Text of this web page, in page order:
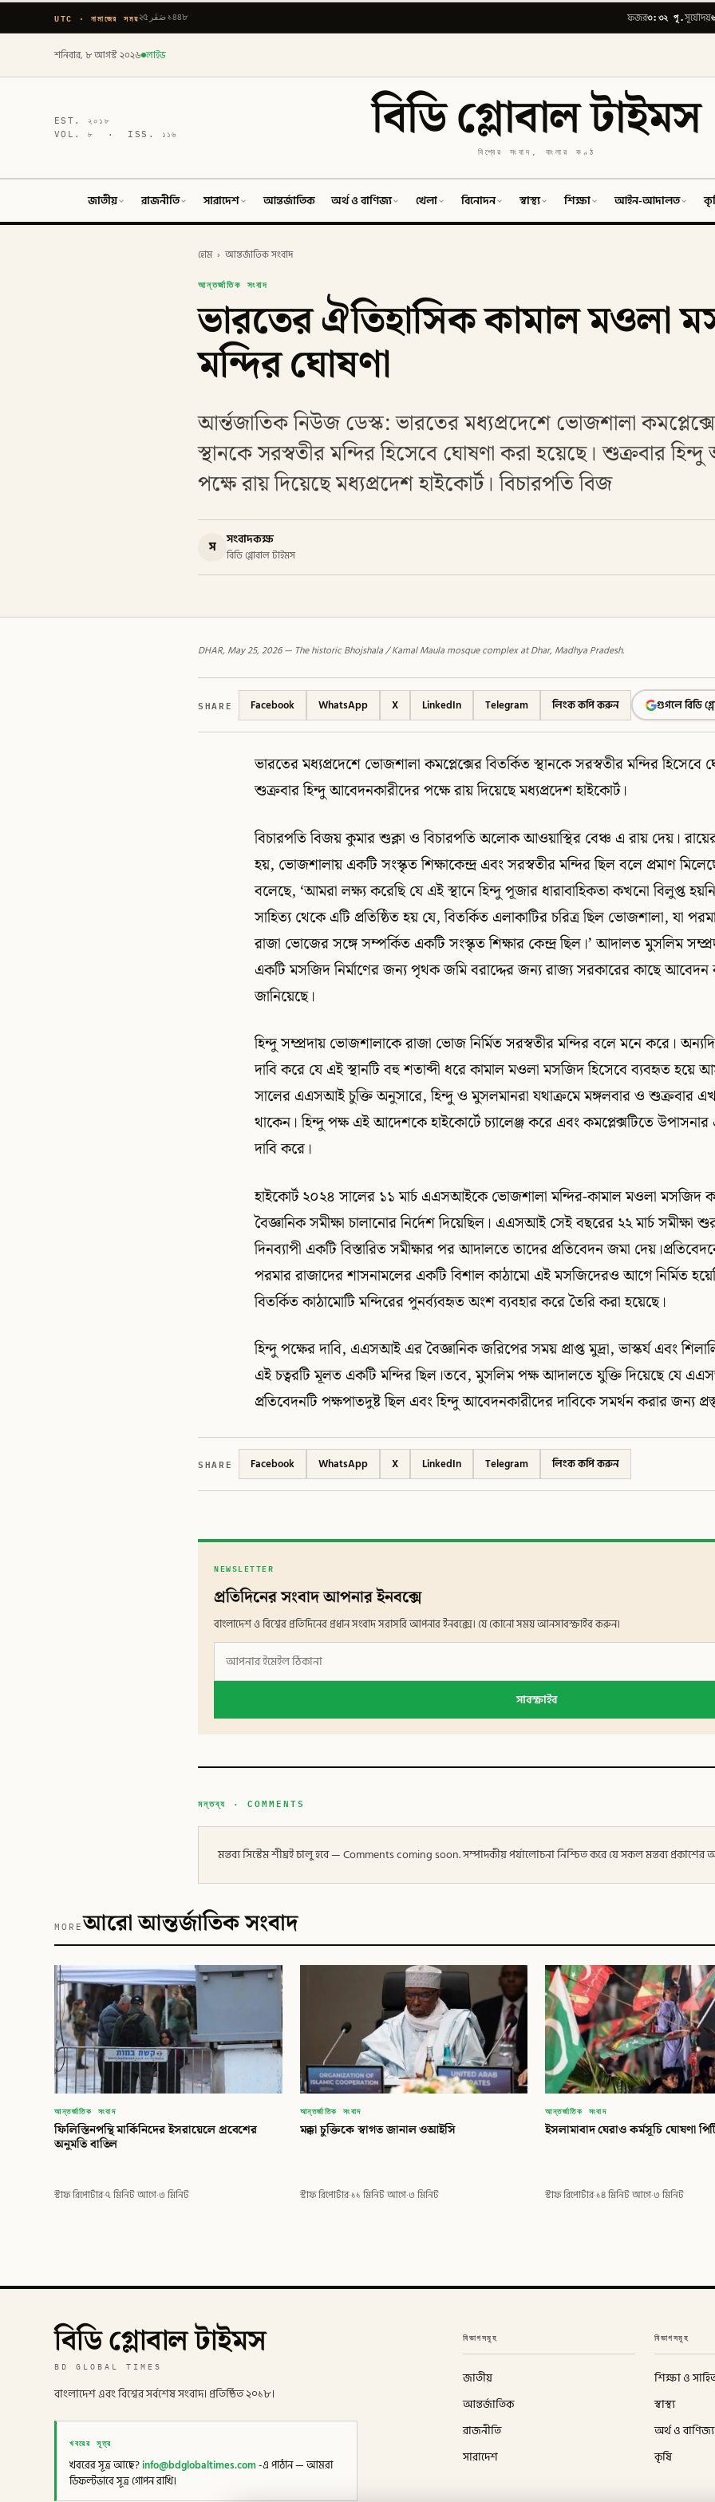
UTC · নামাজের সময় ২৫ صَفَر ১৪৪৮ ফজর৩:৩২ পূ.সূর্যোদয়
শনিবার, ৮ আগস্ট ২০২৬ লাইভ
EST.২০১৮
VOL.৮ · ISS. ১১৬ বিডি গ্লোবাল টাইমস
বিশ্বের সংবাদ, বাংলার কণ্ঠ
জাতীয় রাজনীতি সারাদেশ আন্তর্জাতিক অর্থ ও বাণিজ্য খেলা বিনোদন স্বাস্থ্য শিক্ষা আইন-আদালত
হোম › আন্তর্জাতিক সংবাদ
আন্তর্জাতিক সংবাদ
ভারতের ঐতিহাসিক কামাল মওলা
মন্দির ঘোষণা
আর্ন্তজাতিক নিউজ ডেস্ক: ভারতের মধ্যপ্রদেশে ভোজশালা
স্থানকে সরস্বতীর মন্দির হিসেবে ঘোষণা করা হয়েছে। শুক্রবার
পক্ষে রায় দিয়েছে মধ্যপ্রদেশ হাইকোর্ট। বিচারপতি বিজ
স সংবাদকক্ষ
বিডি গ্লোবাল টাইমস
DHAR, May 25, 2026 — The historic Bhojshala / Kamal Maula mosque complex at Dhar, Madhya Pradesh.
SHARE Facebook WhatsApp X LinkedIn Telegram লিংক কপি করুন গুগলে বিডি
ভারতের মধ্যপ্রদেশে ভোজশালা কমপ্লেক্সের বিতর্কিত স্থানকে সরস্বতীর মন্দির হিসেবে
শুক্রবার হিন্দু আবেদনকারীদের পক্ষে রায় দিয়েছে মধ্যপ্রদেশ হাইকোর্ট।
বিচারপতি বিজয় কুমার শুক্লা ও বিচারপতি অলোক আওয়াস্থির বেঞ্চ এ রায় দেয়।
হয়, ভোজশালায় একটি সংস্কৃত শিক্ষাকেন্দ্র এবং সরস্বতীর মন্দির ছিল বলে প্রমাণ
বলেছে, ‘আমরা লক্ষ্য করেছি যে এই স্থানে হিন্দু পূজার ধারাবাহিকতা কখনো বিলুপ্ত
সাহিত্য থেকে এটি প্রতিষ্ঠিত হয় যে, বিতর্কিত এলাকাটির চরিত্র ছিল ভোজশালা, যা
রাজা ভোজের সঙ্গে সম্পর্কিত একটি সংস্কৃত শিক্ষার কেন্দ্র ছিল।’ আদালত মুসলিম
একটি মসজিদ নির্মাণের জন্য পৃথক জমি বরাদ্দের জন্য রাজ্য সরকারের কাছে আবেদন
জানিয়েছে।
হিন্দু সম্প্রদায় ভোজশালাকে রাজা ভোজ নির্মিত সরস্বতীর মন্দির বলে মনে করে।
দাবি করে যে এই স্থানটি বহু শতাব্দী ধরে কামাল মওলা মসজিদ হিসেবে ব্যবহৃত
সালের এএসআই চুক্তি অনুসারে, হিন্দু ও মুসলমানরা যথাক্রমে মঙ্গলবার ও শুক্রবার
থাকেন। হিন্দু পক্ষ এই আদেশকে হাইকোর্টে চ্যালেঞ্জ করে এবং কমপ্লেক্সটিতে
দাবি করে।
হাইকোর্ট ২০২৪ সালের ১১ মার্চ এএসআইকে ভোজশালা মন্দির-কামাল মওলা মসজিদ
বৈজ্ঞানিক সমীক্ষা চালানোর নির্দেশ দিয়েছিল। এএসআই সেই বছরের ২২ মার্চ
দিনব্যাপী একটি বিস্তারিত সমীক্ষার পর আদালতে তাদের প্রতিবেদন জমা
পরমার রাজাদের শাসনামলের একটি বিশাল কাঠামো এই মসজিদেরও আগে নির্মিত
বিতর্কিত কাঠামোটি মন্দিরের পুনর্ব্যবহৃত অংশ ব্যবহার করে তৈরি করা হয়েছে।
হিন্দু পক্ষের দাবি, এএসআই এর বৈজ্ঞানিক জরিপের সময় প্রাপ্ত মুদ্রা, ভাস্কর্য এবং
এই চত্বরটি মূলত একটি মন্দির ছিল।তবে, মুসলিম পক্ষ আদালতে যুক্তি দিয়েছে যে
প্রতিবেদনটি পক্ষপাতদুষ্ট ছিল এবং হিন্দু আবেদনকারীদের দাবিকে সমর্থন করার জন্য
SHARE Facebook WhatsApp X LinkedIn Telegram লিংক কপি করুন
NEWSLETTER
প্রতিদিনের সংবাদ আপনার ইনবক্সে
বাংলাদেশ ও বিশ্বের প্রতিদিনের প্রধান সংবাদ সরাসরি আপনার ইনবক্সে। যে কোনো সময় আনসাবস্ক্রাইব করুন।
সাবস্ক্রাইব
মন্তব্য · COMMENTS
মন্তব্য সিস্টেম শীঘ্রই চালু হবে — Comments coming soon. সম্পাদকীয় পর্যালোচনা নিশ্চিত করে যে সকল মন্তব্য
MOREআরো আন্তর্জাতিক সংবাদ
আন্তর্জাতিক সংবাদ
ফিলিস্তিনপন্থি মার্কিনিদের ইসরায়েলে প্রবেশের
অনুমতি বাতিল
স্টাফ রিপোর্টার·৭ মিনিট আগে·৩ মিনিট
আন্তর্জাতিক সংবাদ
মক্কা চুক্তিকে স্বাগত জানাল ওআইসি
স্টাফ রিপোর্টার·১১ মিনিট আগে·৩ মিনিট
আন্তর্জাতিক সংবাদ
ইসলামাবাদ ঘেরাও কর্মসূচি ঘোষণা
স্টাফ রিপোর্টার·১৪ মিনিট আগে·৩ মিনিট
বিডি গ্লোবাল টাইমস
BD GLOBAL TIMES
বাংলাদেশ এবং বিশ্বের সর্বশেষ সংবাদ। প্রতিষ্ঠিত ২০১৮।
খবরের সূত্র
খবরের সূত্র আছে?info@bdglobaltimes.com-এ পাঠান — আমরা
ডিফল্টভাবে সূত্র গোপন রাখি।
বিভাগসমূহ
জাতীয়
আন্তর্জাতিক
রাজনীতি
সারাদেশ
বিভাগসমূহ
শিক্ষা ও
স্বাস্থ্য
অর্থ ও বাণিজ্য
কৃষি